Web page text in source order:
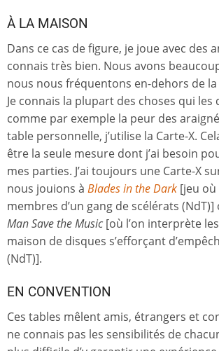
À LA MAISON
Dans ce cas de figure, je joue avec des
connais très bien. Nous avons
nous nous fréquentons en-dehors de
Je connais la plupart des choses qui les
comme par exemple la peur des
table personnelle, j’utilise la Carte-X.
être la seule mesure dont j’ai besoin
mes parties. J’ai toujours une Carte-X
nous jouions à Blades in the Dark [jeu où
membres d’un gang de scélérats (NdT)]
Man Save the Music[où l’on interprète
maison de disques s’efforçant
(NdT)].
EN CONVENTION
Ces tables mêlent amis, étrangers et
ne connais pas les sensibilités de